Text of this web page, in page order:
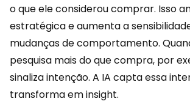
o que ele considerou comprar. Isso
estratégica e aumenta a
mudanças de comportamento.
pesquisa mais do que compra, por
sinaliza intenção. A IA capta essa
transforma em insight.